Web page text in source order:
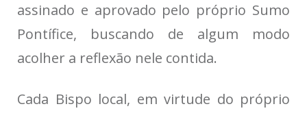
assinado e aprovado pelo próprio Sumo
Pontífice, buscando de algum modo
acolher a reflexão nele contida.
Cada Bispo local, em virtude do próprio